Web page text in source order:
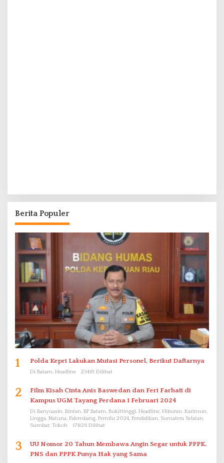
Berita Populer
1 Polda Kepri Lakukan Mutasi Personel, Berikut Daftarnya
Di Batam, Headline 23419 Dilihat
2
Film Kisah Cinta Anis Baswedan dan Feri Farhati di
Kampus UGM Tayang Perdana 1 Februari 2024
Di Banyuasin, Bintan, BP Batam, Bukittinggi, Headline, Hiburan, Karimun,
Lingga, Natuna, Palembang, Pemilu 2024, Pendidikan, Sumatera Selatan,
Sumbar, Tokoh
17826 Dilihat
3
UU Nomor 20 Tahun Membawa Angin Segar untuk PPPK.
PNS dan PPPK Punya Hak yang Sama